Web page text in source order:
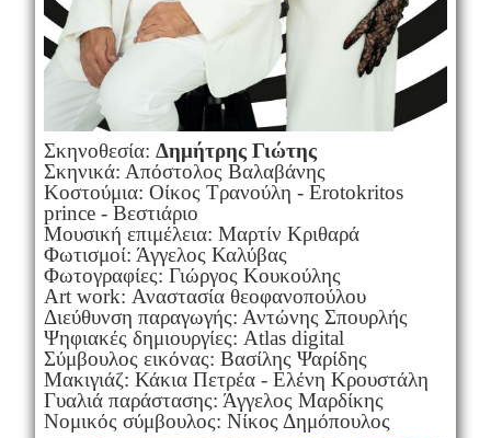
Σκηνοθεσία: Δημήτρης Γιώτης
Σκηνικά: Απόστολος Βαλαβάνης
Κοστούμια: Οίκος Τρανούλη - Erotokritos
prince - Βεστιάριο
Μουσική επιμέλεια: Μαρτίν Κριθαρά
Φωτισμοί: Άγγελος Καλύβας
Φωτογραφίες: Γιώργος Κουκούλης
Art work: Αναστασία θεοφανοπούλου
Διεύθυνση παραγωγής: Αντώνης Σπουρλής
Ψηφιακές δημιουργίες: Atlas digital
Σύμβουλος εικόνας: Βασίλης Ψαρίδης
Μακιγιάζ: Κάκια Πετρέα - Ελένη Κρουστάλη
Γυαλιά παράστασης: Άγγελος Μαρδίκης
Νομικός σύμβουλος: Νίκος Δημόπουλος